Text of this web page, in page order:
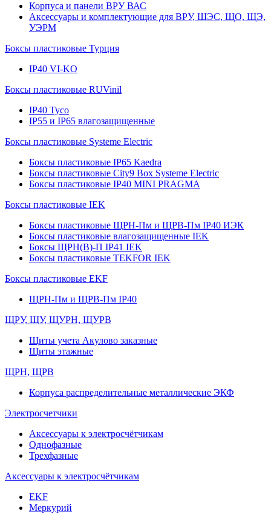
Корпуса и панели ВРУ ВАС
Аксессуары и комплектующие для ВРУ, ШЭС, ЩО, ЩЭ,
УЭРМ
Боксы пластиковые Турция
IP40 VI-KO
Боксы пластиковые RUVinil
IP40 Тусо
IP55 и IP65 влагозащищенные
Боксы пластиковые Systeme Electric
Боксы пластиковые IP65 Kaedra
Боксы пластиковые City9 Box Systeme Electric
Боксы пластиковые IP40 MINI PRAGMA
Боксы пластиковые IEK
Боксы пластиковые ЩРН-Пм и ЩРВ-Пм IP40 ИЭК
Боксы пластиковые влагозащищенные IEK
Боксы ЩРН(В)-П IP41 IEK
Боксы пластиковые TEKFOR IEK
Боксы пластиковые EKF
ЩРН-Пм и ЩРВ-Пм IP40
ЩРУ, ЩУ, ЩУРН, ЩУРВ
Щиты учета Акулово заказные
Щиты этажные
ЩРН, ЩРВ
Корпуса распределительные металлические ЭКФ
Электросчетчики
Аксессуары к электросчётчикам
Однофазные
Трехфазные
Аксессуары к электросчётчикам
EKF
Меркурий